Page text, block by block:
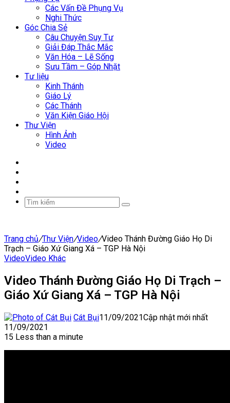
Các Vấn Đề Phụng Vụ
Nghi Thức
Góc Chia Sẻ
Câu Chuyện Suy Tư
Giải Đáp Thắc Mắc
Văn Hóa – Lẽ Sống
Sưu Tầm – Góp Nhặt
Tư liệu
Kinh Thánh
Giáo Lý
Các Thánh
Văn Kiện Giáo Hội
Thư Viện
Hình Ảnh
Video
Tìm
Trang chủ/Thư Viện/Video/Video Thánh Đường Giáo Họ Di
Trạch – Giáo Xứ Giang Xá – TGP Hà Nội
VideoVideo Khác
Video Thánh Đường Giáo Họ Di Trạch –
Giáo Xứ Giang Xá – TGP Hà Nội
Cát Bụi11/09/2021Cập nhật mới nhất
11/09/2021
15 Less than a minute